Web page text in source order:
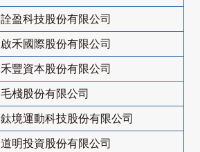
詮盈科技股份有限公司
啟禾國際股份有限公司
禾豐資本股份有限公司
毛棧股份有限公司
鈦境運動科技股份有限公司
道明投資股份有限公司